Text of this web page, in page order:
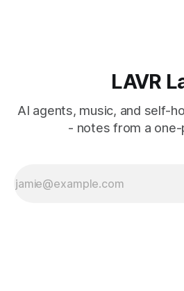
LAVR
AI agents, music, and self-
- notes from a